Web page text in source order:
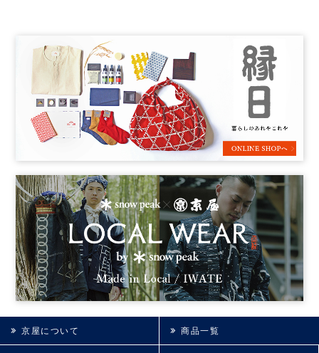
京屋について 商品一覧